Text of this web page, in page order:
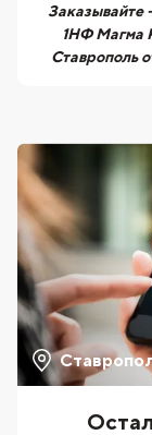
Заказывайте
1НФ Магма
Ставрополь